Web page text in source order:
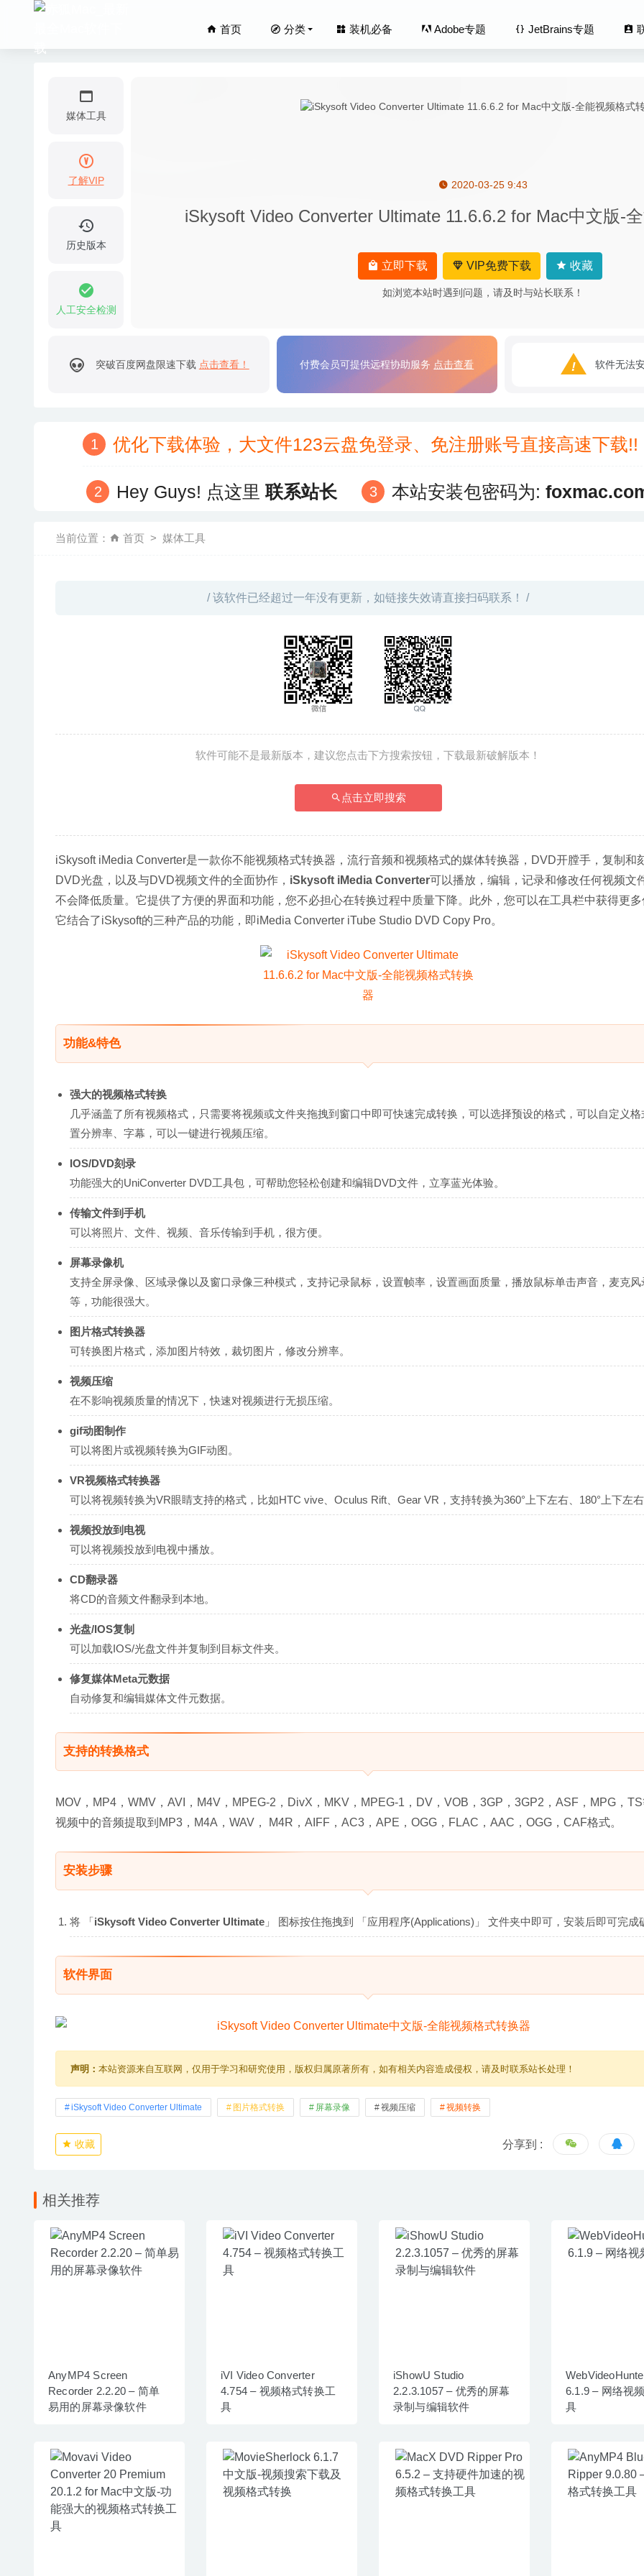
首页 分类 装机必备 Adobe专题 JetBrains专题
媒体工具
了解VIP
历史版本
人工安全检测
2020-03-25 9:43
iSkysoft Video Converter Ultimate 11.6.6.2 for Mac中文版-
立即下载 VIP免费下载 收藏
如浏览本站时遇到问题，请及时与站长联系！
突破百度网盘限速下载 点击查看！ 付费会员可提供远程协助服务 点击查看 软件无法
优化下载体验，大文件123云盘免登录、免注册账号直接高速下
Hey Guys! 点这里联系站长 本站安装包密码为:
当前位置： 首页 媒体工具
/ 该软件已经超过一年没有更新，如链接失效请直接扫码联系！ /
软件可能不是最新版本，建议您点击下方搜索按钮，下载最新破解版本！
点击立即搜索
iSkysoft iMedia Converter是一款你不能视频格式转换器，流行音频和视频格式的媒体转换器，DVD开膛手，复制和
DVD光盘，以及与DVD视频文件的全面协作， iSkysoft iMedia Converter可以播放，编辑，记录和修改任何视频文
不会降低质量。它提供了方便的界面和功能，您不必担心在转换过程中质量下降。此外，您可以在工具栏中获得更
它结合了iSkysoft的三种产品的功能，即iMedia Converter iTube Studio DVD Copy Pro。
功能&特色
强大的视频格式转换
几乎涵盖了所有视频格式，只需要将视频或文件夹拖拽到窗口中即可快速完成转换，可以选择预设的格式，可以自定义格
置分辨率、字幕，可以一键进行视频压缩。
IOS/DVD刻录
功能强大的UniConverter DVD工具包，可帮助您轻松创建和编辑DVD文件，立享蓝光体验。
传输文件到手机
可以将照片、文件、视频、音乐传输到手机，很方便。
屏幕录像机
支持全屏录像、区域录像以及窗口录像三种模式，支持记录鼠标，设置帧率，设置画面质量，播放鼠标单击声音，麦克风
等，功能很强大。
图片格式转换器
可转换图片格式，添加图片特效，裁切图片，修改分辨率。
视频压缩
在不影响视频质量的情况下，快速对视频进行无损压缩。
gif动图制作
可以将图片或视频转换为GIF动图。
VR视频格式转换器
可以将视频转换为VR眼睛支持的格式，比如HTC vive、Oculus Rift、Gear VR，支持转换为360°上下左右、180°上下左
视频投放到电视
可以将视频投放到电视中播放。
CD翻录器
将CD的音频文件翻录到本地。
光盘/IOS复制
可以加载IOS/光盘文件并复制到目标文件夹。
修复媒体Meta元数据
自动修复和编辑媒体文件元数据。
支持的转换格式
MOV，MP4，WMV，AVI，M4V，MPEG-2，DivX，MKV，MPEG-1，DV，VOB，3GP，3GP2，ASF，MPG，
视频中的音频提取到MP3，M4A，WAV， M4R，AIFF，AC3，APE，OGG，FLAC，AAC，OGG，CAF格式。
安装步骤
将 「iSkysoft Video Converter Ultimate 」 图标按住拖拽到 「应用程序(Applications)」 文件夹中即可，安装后即可完成
软件界面
声明： 本站资源来自互联网，仅用于学习和研究使用，版权归属原著所有，如有相关内容造成侵权，请及时联系站长处理！
iSkysoft Video Converter Ultimate 图片格式转换 屏幕录像 视频压缩 视频转换
收藏 分享到 :
相关推荐
AnyMP4 Screen
Recorder 2.2.20 – 简单
易用的屏幕录像软件
iVI Video Converter
4.754 – 视频格式转换工
具
iShowU Studio
2.2.3.1057 – 优秀的屏幕
录制与编辑软件
6.1.9 – 网络视
具
Timemator 2.5 中文版-时间自动跟踪工具 2020-05-05
Pixelmator Pro 1.6.1 中文版-替代Photoshop的图片处理软件 2020-04-17
JixiPix Pastello Pro 1.1.14 – 照片转换铅笔画软件 2020-07-10